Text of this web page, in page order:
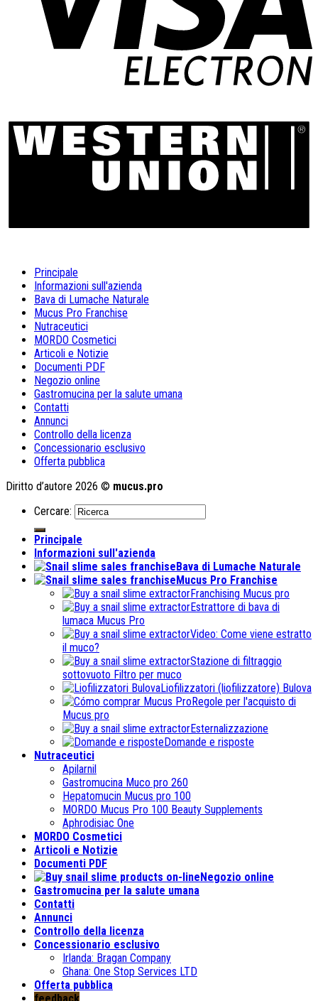
Principale
Informazioni sull'azienda
Bava di Lumache Naturale
Mucus Pro Franchise
Nutraceutici
MORDO Cosmetici
Articoli e Notizie
Documenti PDF
Negozio online
Gastromucina per la salute umana
Contatti
Annunci
Controllo della licenza
Concessionario esclusivo
Offerta pubblica
Diritto d’autore 2026 © mucus.pro
Cercare:
Principale
Informazioni sull'azienda
Bava di Lumache Naturale
Mucus Pro Franchise
Franchising Mucus pro
Estrattore di bava di
lumaca Mucus Pro
Video: Come viene estratto
il muco?
Stazione di filtraggio
sottovuoto Filtro per muco
Liofilizzatori (liofilizzatore) Bulova
Regole per l'acquisto di
Mucus pro
Esternalizzazione
Domande e risposte
Nutraceutici
Apilarnil
Gastromucina Muco pro 260
Hepatomucin Mucus pro 100
MORDO Mucus Pro 100 Beauty Supplements
Aphrodisiac One
MORDO Cosmetici
Articoli e Notizie
Documenti PDF
Negozio online
Gastromucina per la salute umana
Contatti
Annunci
Controllo della licenza
Concessionario esclusivo
Irlanda: Bragan Company
Ghana: One Stop Services LTD
Offerta pubblica